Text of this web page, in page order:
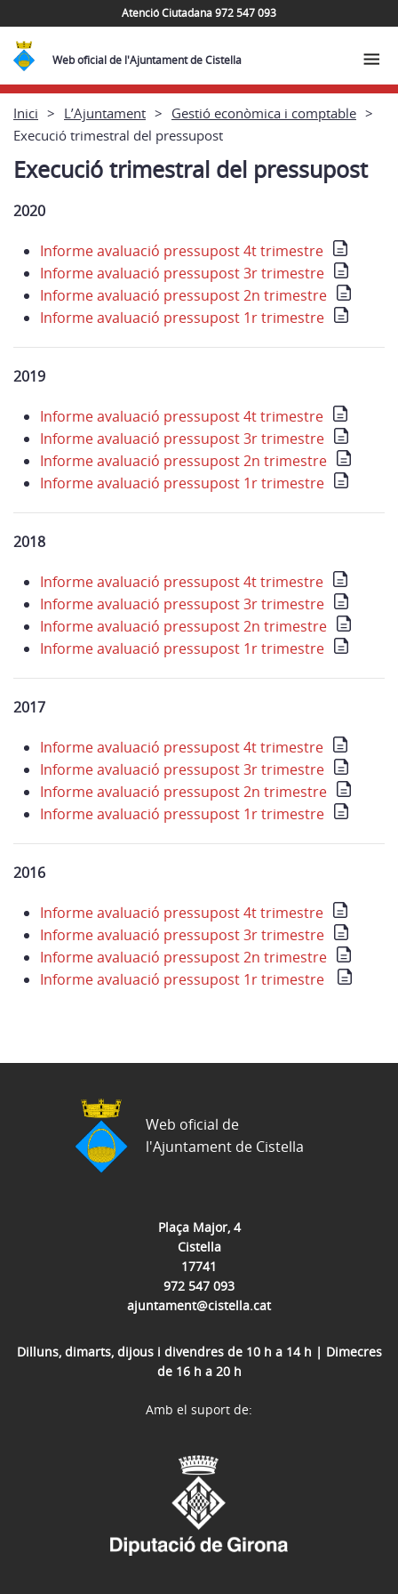
Atenció Ciutadana 972 547 093
Web oficial de l'Ajuntament de Cistella
Inici L’Ajuntament
Gestió econòmica i comptable
Execució trimestral del pressupost
Execució trimestral del pressupost
2020
Informe avaluació pressupost 4t trimestre
Informe avaluació pressupost 3r trimestre
Informe avaluació pressupost 2n trimestre
Informe avaluació pressupost 1r trimestre
2019
Informe avaluació pressupost 4t trimestre
Informe avaluació pressupost 3r trimestre
Informe avaluació pressupost 2n trimestre
Informe avaluació pressupost 1r trimestre
2018
Informe avaluació pressupost 4t trimestre
Informe avaluació pressupost 3r trimestre
Informe avaluació pressupost 2n trimestre
Informe avaluació pressupost 1r trimestre
2017
Informe avaluació pressupost 4t trimestre
Informe avaluació pressupost 3r trimestre
Informe avaluació pressupost 2n trimestre
Informe avaluació pressupost 1r trimestre
2016
Informe avaluació pressupost 4t trimestre
Informe avaluació pressupost 3r trimestre
Informe avaluació pressupost 2n trimestre
Informe avaluació pressupost 1r trimestre
Plaça Major, 4
Cistella
17741
972 547 093
ajuntament@cistella.cat
Dilluns, dimarts, dijous i divendres de 10 h a 14 h | Dimecres
de 16 h a 20 h
Web oficial de
l'Ajuntament de Cistella
Amb el suport de: